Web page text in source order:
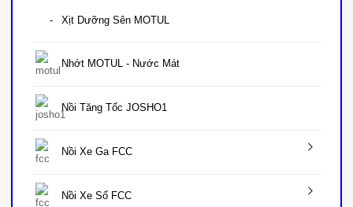
Xịt Dưỡng Sên MOTUL
Nhớt MOTUL - Nước Mát
Nồi Tăng Tốc JOSHO1
Nồi Xe Ga FCC
Nồi Xe Số FCC